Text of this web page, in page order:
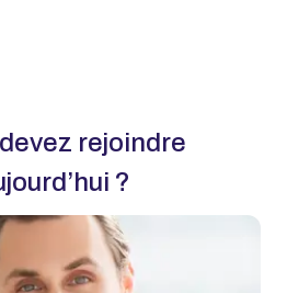
rejoindre
?